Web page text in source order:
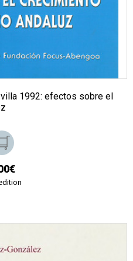
1992: efectos sobre el